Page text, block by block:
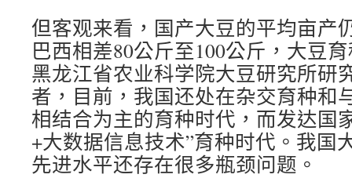
但客观来看，国产大豆的平均亩产
巴西相差80公斤至100公斤，大豆
黑龙江省农业科学院大豆研究所研
者，目前，我国还处在杂交育种和
相结合为主的育种时代，而发达国
+大数据信息技术”育种时代。我国
先进水平还存在很多瓶颈问题。